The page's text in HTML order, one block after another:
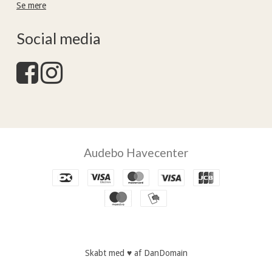
Se mere
Social media
Audebo Havecenter
Skabt med ♥ af DanDomain